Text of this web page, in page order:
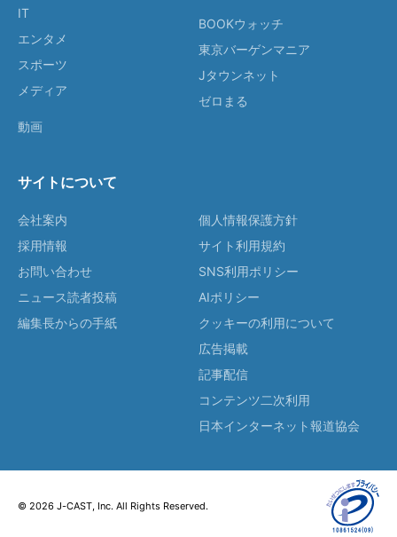
IT
エンタメ
スポーツ
メディア
動画
BOOKウォッチ
東京バーゲンマニア
Jタウンネット
ゼロまる
サイトについて
会社案内
採用情報
お問い合わせ
ニュース読者投稿
編集長からの手紙
個人情報保護方針
サイト利用規約
SNS利用ポリシー
AIポリシー
クッキーの利用について
広告掲載
記事配信
コンテンツ二次利用
日本インターネット報道協会
© 2026 J-CAST, Inc. All Rights Reserved.